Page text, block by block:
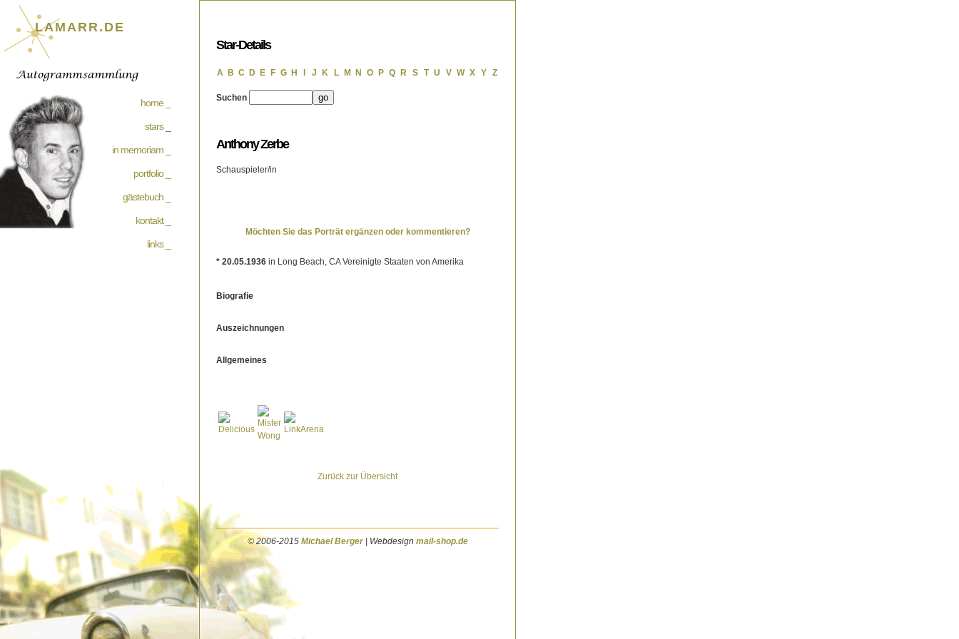
LAMARR.DE
home _
stars_
in memoriam _
portfolio _
gästebuch _
kontakt _
links _
Star-Details
A B C D E F G H J K L M N O P Q R S T U V W X Y Z
Suchen
Anthony Zerbe
Schauspieler/in
Möchten Sie das Porträt ergänzen oder kommentieren?
* 20.05.1936 in Long Beach, CA Vereinigte Staaten von Amerika
Biografie
Auszeichnungen
Allgemeines
Zurück zur Übersicht
© 2006-2015 Michael Berger| Webdesign mail-shop.de